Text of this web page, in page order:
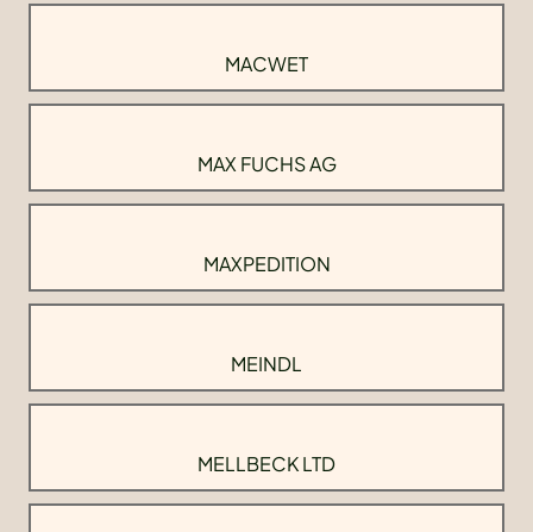
MACWET
MAX FUCHS AG
MAXPEDITION
MEINDL
MELLBECK LTD